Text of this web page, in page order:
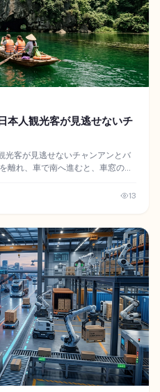
本人観光客が見逃せないチ
光客が見逃せないチャンアンとバ
13